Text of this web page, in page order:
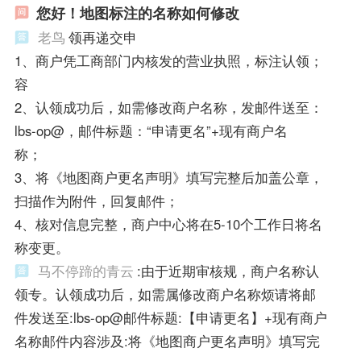
您好！地图标注的名称如何修改
老鸟 领再递交申
1、商户凭工商部门内核发的营业执照，标注认领；
容
2、认领成功后，如需修改商户名称，发邮件送至：
lbs-op@，邮件标题：“申请更名”+现有商户名
称；
3、将《地图商户更名声明》填写完整后加盖公章，
扫描作为附件，回复邮件；
4、核对信息完整，商户中心将在5-10个工作日将名
称变更。
马不停蹄的青云 :由于近期审核规，商户名称认
领专。认领成功后，如需属修改商户名称烦请将邮
件发送至:lbs-op@邮件标题:【申请更名】+现有商户
名称邮件内容涉及:将《地图商户更名声明》填写完